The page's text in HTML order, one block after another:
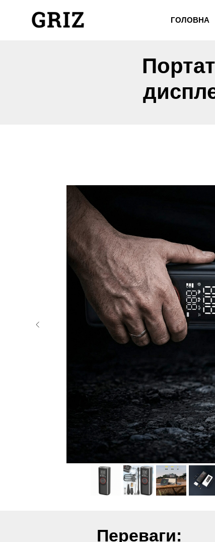
ГОЛОВНА
Переваги: